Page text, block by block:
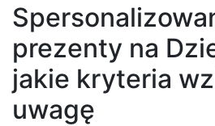
prezenty na
jakie kryteria
uwagę